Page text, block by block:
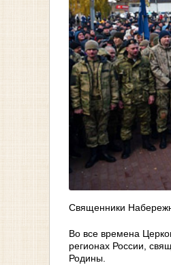
Священники
Во все времена
регионах России,
Родины.